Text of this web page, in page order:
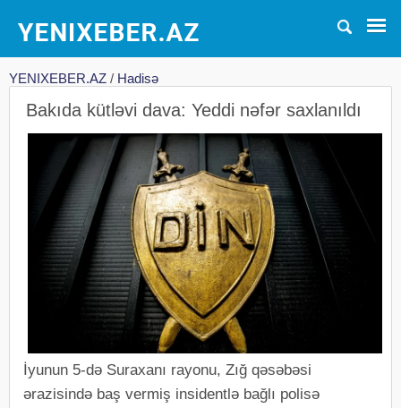
YENIXEBER.AZ / Hadisə
Bakıda kütləvi dava: Yeddi nəfər saxlanıldı
İyunun 5-də Suraxanı rayonu, Zığ qəsəbəsi
ərazisində baş vermiş insidentlə bağlı polisə